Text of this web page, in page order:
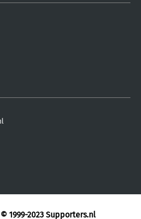
1999-2023 Supporters.nl